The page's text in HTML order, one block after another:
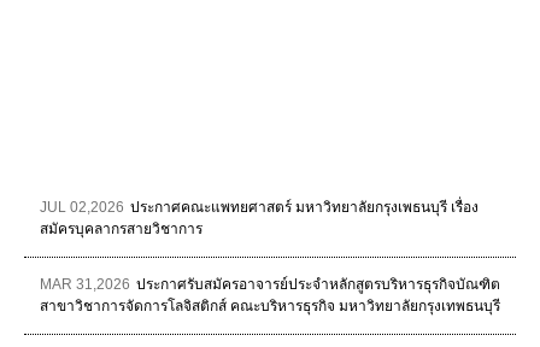
JUL 02,2026 ประกาศคณะแพทยศาสตร์ มหาวิทยาลัยกรุงเพธนบุรี เรื่อง
สมัครบุคลากรสายวิชาการ
MAR 31,2026 ประกาศรับสมัครอาจารย์ประจำหลักสูตรบริหารธุรกิจบัณฑิต
สาขาวิชาการจัดการโลจิสติกส์ คณะบริหารธุรกิจ มหาวิทยาลัยกรุงเทพธนบุรี